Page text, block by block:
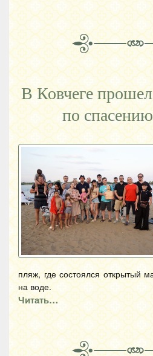
В Ковчеге
по
пляж, где состоялся открытый
на воде.
Читать…